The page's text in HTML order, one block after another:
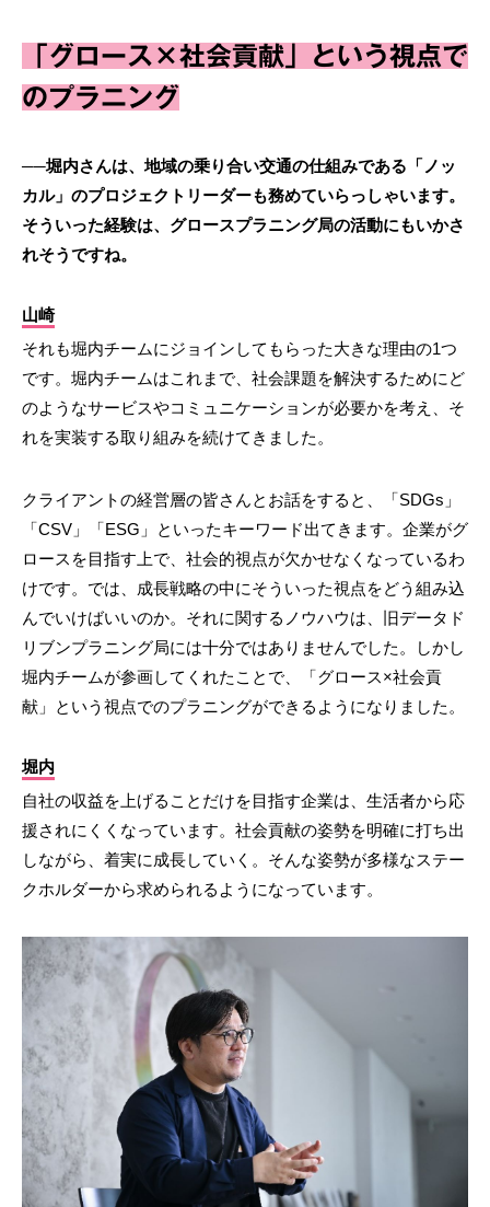
「グロース×社会貢献」という視点で
のプラニング
──堀内さんは、地域の乗り合い交通の仕組みである「ノッ
カル」のプロジェクトリーダーも務めていらっしゃいます。
そういった経験は、グロースプラニング局の活動にもいかさ
れそうですね。
山崎
それも堀内チームにジョインしてもらった大きな理由の1つ
です。堀内チームはこれまで、社会課題を解決するためにど
のようなサービスやコミュニケーションが必要かを考え、そ
れを実装する取り組みを続けてきました。
クライアントの経営層の皆さんとお話をすると、「SDGs」
「CSV」「ESG」といったキーワード出てきます。企業がグ
ロースを目指す上で、社会的視点が欠かせなくなっているわ
けです。では、成長戦略の中にそういった視点をどう組み込
んでいけばいいのか。それに関するノウハウは、旧データド
リブンプラニング局には十分ではありませんでした。しかし
堀内チームが参画してくれたことで、「グロース×社会貢
献」という視点でのプラニングができるようになりました。
堀内
自社の収益を上げることだけを目指す企業は、生活者から応
援されにくくなっています。社会貢献の姿勢を明確に打ち出
しながら、着実に成長していく。そんな姿勢が多様なステー
クホルダーから求められるようになっています。